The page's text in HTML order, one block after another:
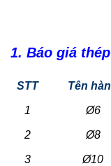
1. Báo giá thép
STT Tên
1 Ø6
2 Ø8
3 Ø10